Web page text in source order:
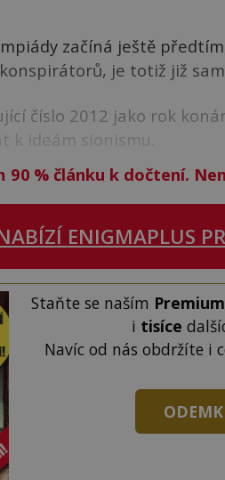
začíná ještě
je totiž již
číslo 2012 jako rok
k ideám sionismu.
90 %článku k dočtení.
ENIGMAPLUS
Staňte se naším Premium
i tisíce
Navíc od nás obdržíte i